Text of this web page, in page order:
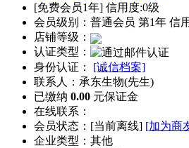
[免费会员1年] 信用度:0级
会员级别：普通会员 第1年 信
店铺等级：
认证类型：
身份认证： [诚信档案]
联系人：承东生物(先生)
已缴纳 0.00 元保证金
在线联系：
会员状态：[当前离线] [加为商
企业类型：其他